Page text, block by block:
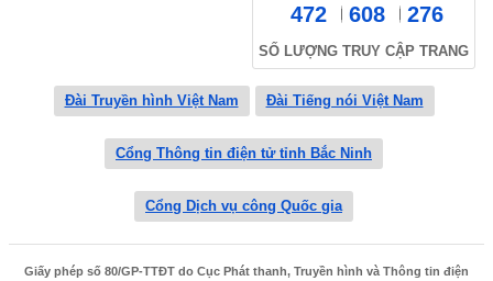
472 608 276
SỐ LƯỢNG TRUY CẬP TRANG
Đài Truyền hình Việt Nam Đài Tiếng nói Việt Nam
Cổng Thông tin điện tử tỉnh Bắc Ninh
Cổng Dịch vụ công Quốc gia
Giấy phép số 80/GP-TTĐT do Cục Phát thanh, Truyền hình và Thông tin điện